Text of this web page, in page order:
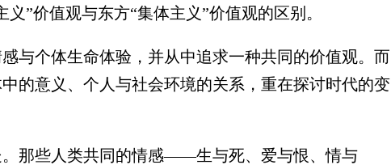
”价值观与东方“集体主义”价值观的区别。
个体生命体验，并从中追求一种共同的价值观。而
的意义、个人与社会环境的关系，重在探讨时代的变
那些人类共同的情感——生与死、爱与恨、情与